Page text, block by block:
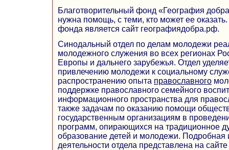
Благотворительный фонд «География
нужна помощь, с теми, кто может ее
фонда является сайт географиядобра.рф.
Синодальный отдел по делам молодежи
молодежного служения во всех регионах
Европы и дальнего зарубежья. Отдел
привлечению молодежи к социальному
распространению опыта православного
поддержке православного семейного
информационного пространства для
также задачам по оказанию помощи
государственным организациям в
программ, опирающихся на традиционное
образование детей и молодежи.
деятельности отдела представлена на